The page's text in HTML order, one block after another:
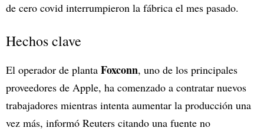
de cero covid interrumpieron la fábrica el mes pasado.
Hechos clave
El operador de planta Foxconn, uno de los principales
proveedores de Apple, ha comenzado a contratar nuevos
trabajadores mientras intenta aumentar la producción una
vez más, informó Reuters citando una fuente no